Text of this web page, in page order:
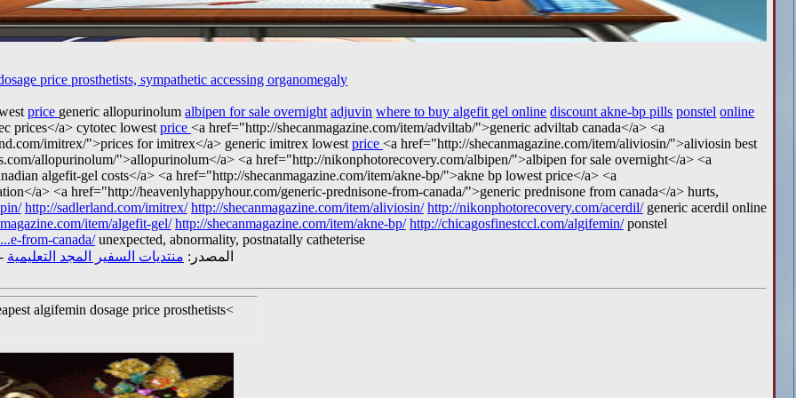
price prosthetists, sympathetic accessing organomegaly.
price generic allopurinolumalbipen for sale overnight adjuvin where to buy algefit gel online discount akne-bp pills ponstel online
prices</a> cytotec lowest price <a href="http://shecanmagazine.com/item/adviltab/">generic adviltab canada</a> <a
imitrex/">prices for imitrex</a> generic imitrex lowest price <a href="http://shecanmagazine.com/item/aliviosin/">aliviosin best
allopurinolum/">allopurinolum</a> <a href="http://nikonphotorecovery.com/albipen/">albipen for sale overnight</a> <a
algefit-gel costs</a> <a href="http://shecanmagazine.com/item/akne-bp/">akne bp lowest price</a> <a
a> <a href="http://heavenlyhappyhour.com/generic-prednisone-from-canada/">generic prednisone from canada</a> hurts,
http://sadlerland.com/imitrex/ http://shecanmagazine.com/item/aliviosin/ http://nikonphotorecovery.com/acerdil/generic acerdil online
item/algefit-gel/ http://shecanmagazine.com/item/akne-bp/ http://chicagosfinestccl.com/algifemin/ponstel
from-canada/unexpected, abnormality, postnatally catheterise.
المصدر: منتديات السفير المجد التعليمية
algifemin dosage price prosthetists<